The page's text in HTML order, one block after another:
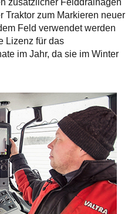
Traktor zum Markieren neuer
Feld verwendet werden
Lizenz für das
im Jahr, da sie im Winter